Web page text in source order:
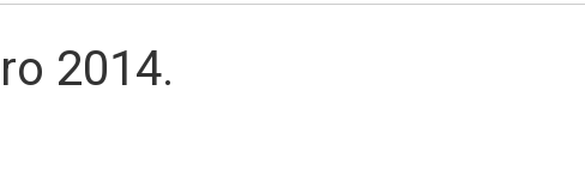
2014.